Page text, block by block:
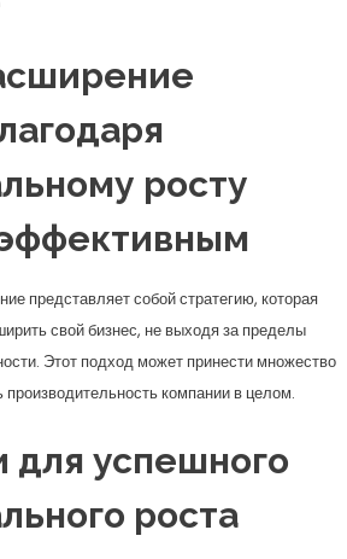
росту
представляет собой стратегию, которая
свой бизнес, не выходя за пределы
Этот подход может принести множество
компании в целом.
для успешного
роста